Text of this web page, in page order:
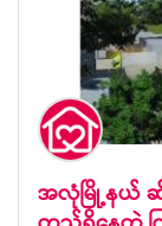
အလုံမြို့နယ် ဆိ